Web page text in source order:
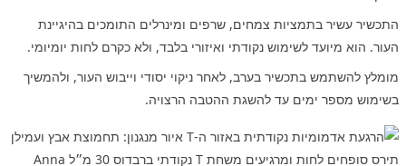
התכשיר עשיר בתמציות צמחים, שרפים ומינרלים התומכים בהיגיינת
העור. הוא מיועד לשימוש נקודתי ואיזורי בלבד, ולא כקרם לחות יומיומי.
מומלץ להשתמש בתכשיר בערב, לאחר ניקוי יסודי וייבוש העור, ולהמשיך
בשימוש מספר ימים עד להשגת ההטבה הרצויה.